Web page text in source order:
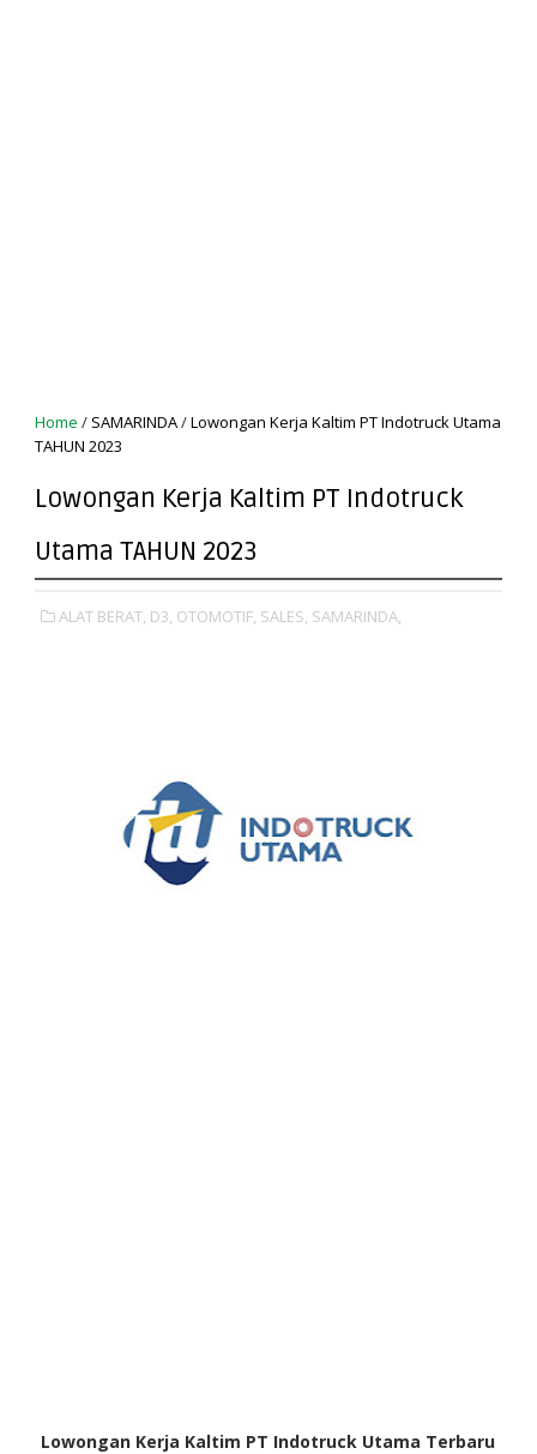
Home / SAMARINDA/Lowongan Kerja Kaltim PT Indotruck Utama
TAHUN 2023
Lowongan Kerja Kaltim PT Indotruck
Utama TAHUN 2023
ALAT BERAT, D3, OTOMOTIF, SALES, SAMARINDA,
Lowongan Kerja Kaltim PT Indotruck Utama Terbaru